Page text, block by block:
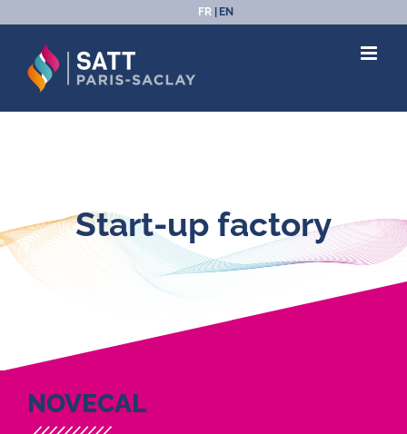
au
contenu
FR EN
Start-up factory
NOVECAL